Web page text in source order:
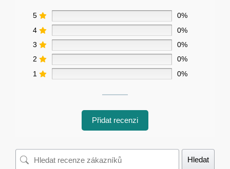
5
0%
4
0%
3
0%
2
0%
1
0%
Přidat recenzi
Hledat